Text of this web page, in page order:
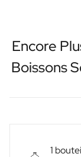
Encore
Boissons
1